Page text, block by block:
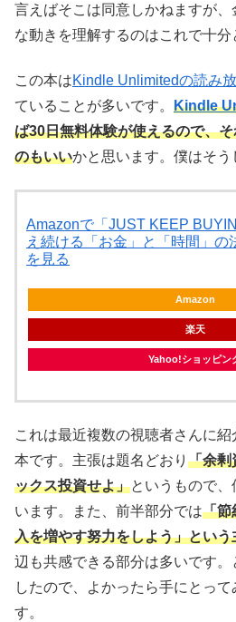
言えばそこは同意しかねますが
な動きを理解するのはこれで十分
この本はKindle Unlimitedの読み
ていることが多いです。 Kindle
ば30日無料体験が使えるので、
のもいいかと思います。僕はそう
Amazonで「JUST KEEP
え続ける「お金」と「時間」の
を見る
Amazon
楽天
Yahoo!ショッピン
これは最近複数の視聴者さんに
本です。主張は題名どおり 「余剰
ックス投資せよ」というもので
います。また、前半部分では「節
入を増やす努力をしよう」という
辺も共感できる部分は多いです。
したので、よかったら手にとっ
す。